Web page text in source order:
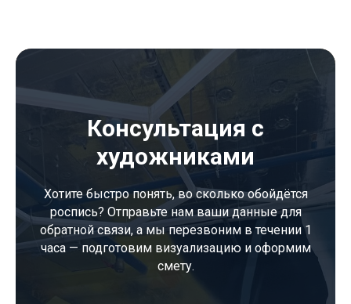
Консультация с
художниками
Хотите быстро понять, во сколько обойдётся
роспись? Отправьте нам ваши данные для
обратной связи, а мы перезвоним в течении 1
часа — подготовим визуализацию и оформим
смету.